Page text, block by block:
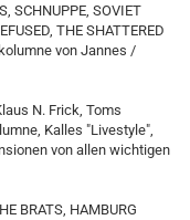
SCHNUPPE, SOVIET
THE SHATTERED
von Jannes /
N. Frick, Toms
Kalles "Livestyle",
von allen wichtigen
BRATS, HAMBURG